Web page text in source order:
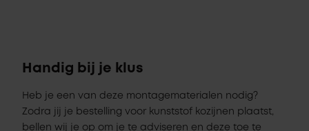
Handig bij je klus
Heb je een van deze montagematerialen nodig?
Zodra jij je bestelling voor kunststof kozijnen plaatst,
bellen wij je op om je te adviseren en deze toe te